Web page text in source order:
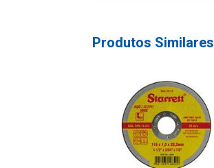
Produtos Similares